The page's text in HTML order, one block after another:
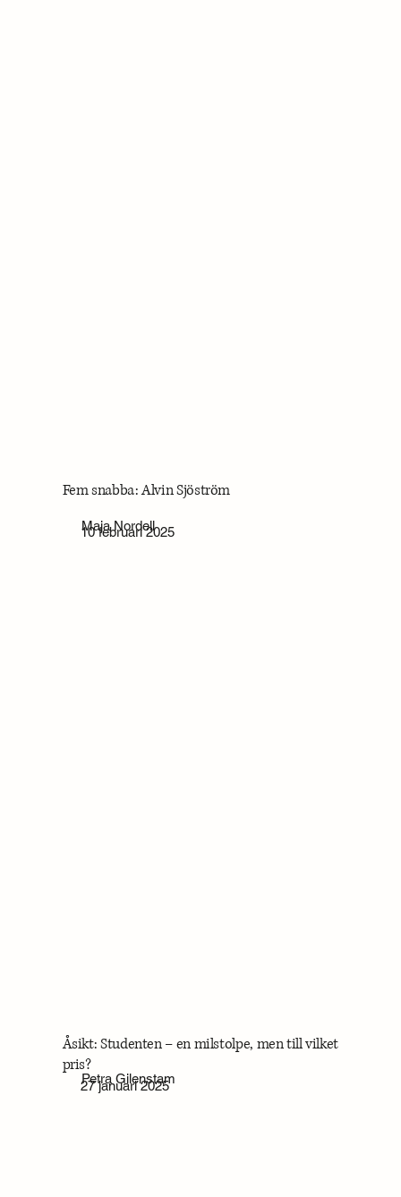
Fem snabba: Alvin Sjöström
Maja Nordell
10 februari 2025
Åsikt: Studenten – en milstolpe, men till vilket
pris?
Petra Gilenstam
27 januari 2025